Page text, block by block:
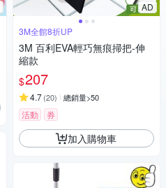
AD
3M全館8折UP
3M 百利EVA輕巧無痕掃把-伸
縮款
$207
4.7(20) 總銷量>50
活動 券
加入購物車